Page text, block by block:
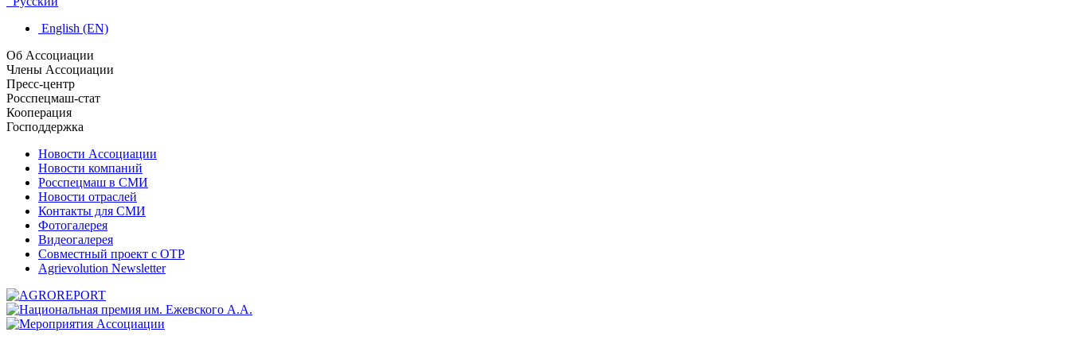
English (EN)
Об Ассоциации
Члены Ассоциации
Пресс-центр
Росспецмаш-стат
Кооперация
Господдержка
Новости Ассоциации
Новости компаний
Росспецмаш в СМИ
Новости отраслей
Контакты для СМИ
Фотогалерея
Видеогалерея
Совместный проект с ОТР
Agrievolution Newsletter